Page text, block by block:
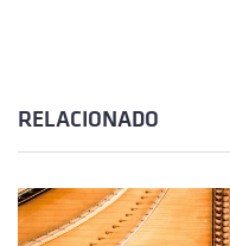
RELACIONADO